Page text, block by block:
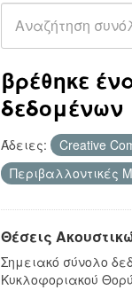
βρέθηκε
δεδομένων
Άδειες: Creative
Περιβαλλοντικές
Θέσεις
Σημειακό σύνολο
Κυκλοφοριακού